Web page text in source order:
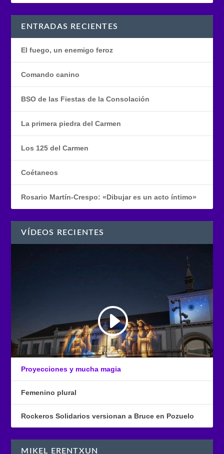
ENTRADAS RECIENTES
El fuego, un enemigo feroz
Comando canino
BSO de las Fiestas de la Consolación
La primera piedra del Carmen
Los 125 del Carmen
Coétaneos
Rosario Martín-Crespo: «Dibujar es un acto íntimo»
VÍDEOS RECIENTES
Proyecciones y mucha magia
Femenino plural
Rockeros Solidarios versionan a Bruce en Pozuelo
MIKEL ERENTXUN